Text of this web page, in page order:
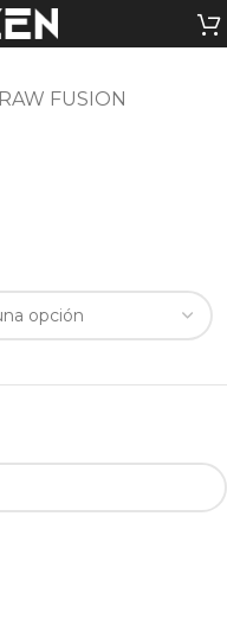
RAW FUSION